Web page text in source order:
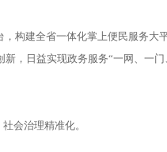
构建全省一体化掌上便民服务大
，日益实现政务服务“一网、一
会治理精准化。